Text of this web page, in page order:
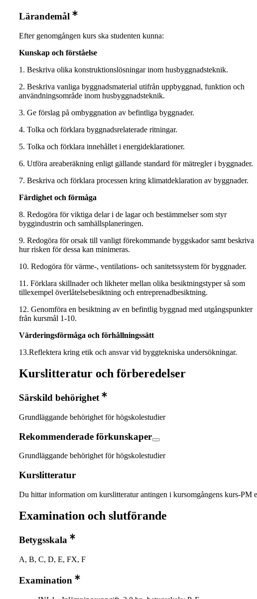
Lärandemål
Efter genomgången kurs ska studenten kunna:
Kunskap och förståelse
1. Beskriva olika konstruktionslösningar inom husbyggnadsteknik.
2. Beskriva vanliga byggnadsmaterial utifrån uppbyggnad, funktion och
användningsområde inom husbyggnadsteknik.
3. Ge förslag på ombyggnation av befintliga byggnader.
4. Tolka och förklara byggnadsrelaterade ritningar.
5. Tolka och förklara innehållet i energideklarationer.
6. Utföra areaberäkning enligt gällande standard för mätregler i byggnader.
7. Beskriva och förklara processen kring klimatdeklaration av byggnader.
Färdighet och förmåga
8. Redogöra för viktiga delar i de lagar och bestämmelser som styr
byggindustrin och samhällsplaneringen.
9. Redogöra för orsak till vanligt förekommande byggskador samt beskriva
hur risken för dessa kan minimeras.
10. Redogöra för värme-, ventilations- och sanitetssystem för byggnader.
11. Förklara skillnader och likheter mellan olika besiktningstyper så som
tillexempel överlåtelsebesiktning och entreprenadbesiktning.
12. Genomföra en besiktning av en befintlig byggnad med utgångspunkter
från kursmål 1-10.
Värderingsförmåga och förhållningssätt
13.Reflektera kring etik och ansvar vid byggtekniska undersökningar.
Kurslitteratur och förberedelser
Särskild behörighet
Grundläggande behörighet för högskolestudier
Rekommenderade förkunskaper
Grundläggande behörighet för högskolestudier
Kurslitteratur
Du hittar information om kurslitteratur antingen i kursomgångens kurs-PM
Examination och slutförande
Betygsskala
A, B, C, D, E, FX, F
Examination